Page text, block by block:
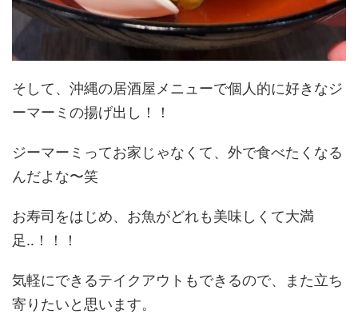
そして、沖縄の居酒屋メニューで個人的に好きなジ
ーマーミの揚げ出し！！
ジーマーミってお家じゃなくて、外で食べたくなる
んだよな〜笑
お寿司をはじめ、お魚がどれも美味しくて大満
足‥！！！
気軽にできるテイクアウトもできるので、また立ち
寄りたいと思います。